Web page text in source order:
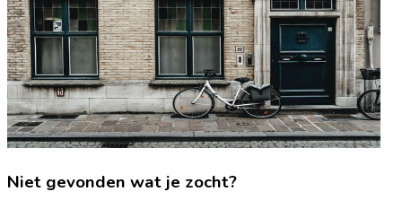
Niet gevonden wat je zocht?